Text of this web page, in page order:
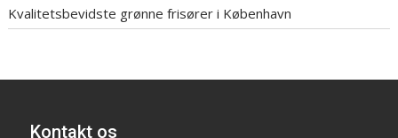
Kvalitetsbevidste grønne frisører i København
Kontakt os